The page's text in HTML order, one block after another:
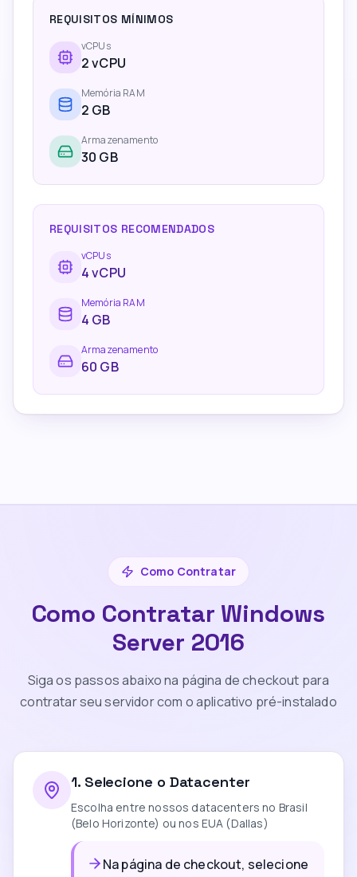
REQUISITOS MÍNIMOS
vCPUs
2vCPU
Memória RAM
2 GB
Armazenamento
30 GB
REQUISITOS RECOMENDADOS
vCPUs
4vCPU
Memória RAM
4 GB
Armazenamento
60 GB
Como Contratar
Como Contratar Windows
Server 2016
Siga os passos abaixo na página de checkout para
contratar seu servidor com o aplicativo pré-instalado
1. Selecione o Datacenter
Escolha entre nossos datacenters no Brasil
(Belo Horizonte) ou nos EUA (Dallas)
Na página de checkout, selecione